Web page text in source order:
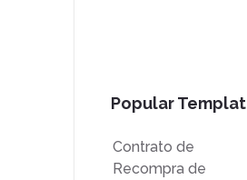
Popular
Contrato de
Recompra de